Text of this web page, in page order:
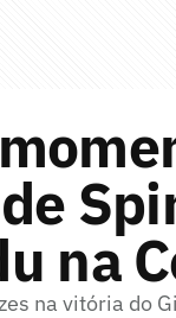
na
na vitória do